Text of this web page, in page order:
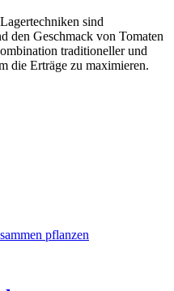
sind
den Geschmack von Tomaten
traditioneller und
die Erträge zu maximieren.